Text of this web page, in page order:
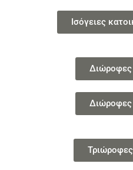
Ισόγειες
Διώροφες
Διώροφες